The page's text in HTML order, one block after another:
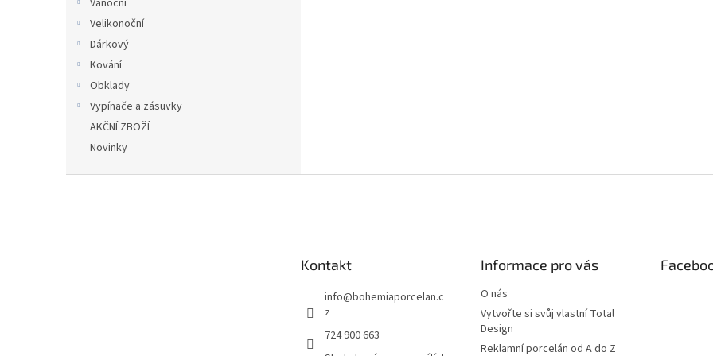
Vánoční
Velikonoční
Dárkový
Kování
Obklady
Vypínače a zásuvky
AKČNÍ ZBOŽÍ
Novinky
Kontakt
info@bohemiaporcelan.c
z
724 900 663
Informace pro vás
O nás
Vytvořte si svůj vlastní Total
Design
Reklamní porcelán od A do Z